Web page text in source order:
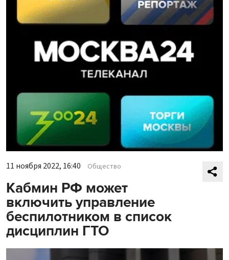
11 ноября 2022, 16:40 Общество
Кабмин РФ может
включить управление
беспилотником в список
дисциплин ГТО